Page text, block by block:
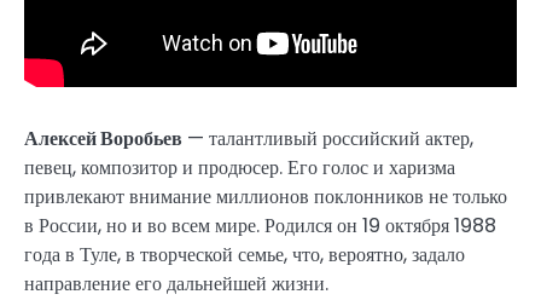
Алексей Воробьев — талантливый российский актер,
певец, композитор и продюсер. Его голос и харизма
привлекают внимание миллионов поклонников не только
в России, но и во всем мире. Родился он 19 октября 1988
года в Туле, в творческой семье, что, вероятно, задало
направление его дальнейшей жизни.